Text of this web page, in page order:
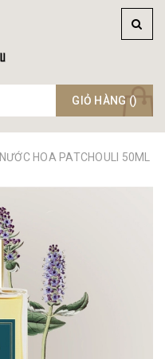
GIỎ HÀNG ()
NƯỚC HOA PATCHOULI 50ML